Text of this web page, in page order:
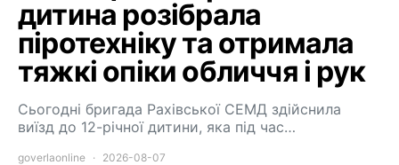
дитина розібрала
піротехніку та отримала
тяжкі опіки обличчя і рук
Сьогодні бригада Рахівської СЕМД здійснила
виїзд до 12-річної дитини, яка під час…
goverlaonline 2026-08-07